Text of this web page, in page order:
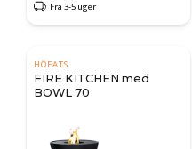
Fra 3-5 uger
HÖFATS
FIRE KITCHEN med
BOWL 70